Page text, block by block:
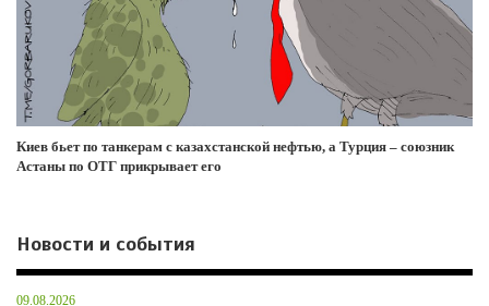
Киев бьет по танкерам с казахстанской нефтью, а Турция – союзник
Астаны по ОТГ прикрывает его
Новости и события
09.08.2026